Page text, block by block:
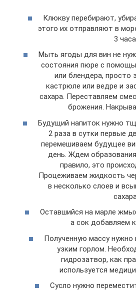
Клюкву перебирают,
этого их отправляют в
3 часа.
Мыть ягоды для вин не
состояния пюре с
или блендера, просто
кастрюле или ведре и
сахара. Переставляем
брожения.
Будущий напиток нужно
2 раза в сутки первые
перемешиваем будущее
день. Ждем
правило, это
Процеживаем жидкость
в несколько слоев и
сахара.
Оставшийся на марле
а сок добавляем
Полученную массу нужно
узким горлом.
гидрозатвор, как
используется
Сусло нужно